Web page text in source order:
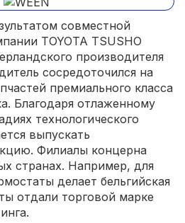
совместной
TOYOTA TSUSHO
производителя
сосредоточился на
премиального класса
Благодаря отлаженному
технологического
выпускать
Филиалы концерна
странах. Например, для
делает бельгийская
отдали торговой марке